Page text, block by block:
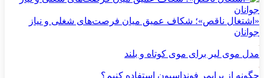
«اشتغال ناقص»؛ شکاف عمیق میان فرصت‌های شغلی و نیاز
جوانان
مدل موی لیر برای موی کوتاه و بلند
چگونه از پرایمر فونداسیون استفاده کنیم؟